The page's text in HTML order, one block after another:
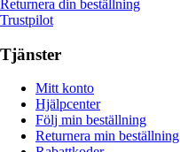
Returnera din beställning
Trustpilot
Tjänster
Mitt konto
Hjälpcenter
Följ min beställning
Returnera min beställning